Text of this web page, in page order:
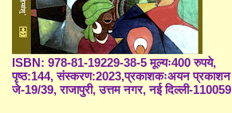
ISBN: 978-81-19229-38-5 मूल्यः400 रुपये,
पृष्ठ:144, संस्करण:2023,प्रकाशकःअयन प्रकाशन
जे-19/39, राजापुरी, उत्तम नगर, नई दिल्ली-110059